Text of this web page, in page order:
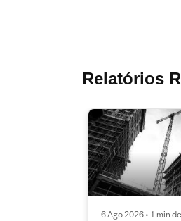
Relatórios
6 Ago 2026 • 1 min